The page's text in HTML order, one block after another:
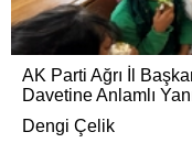
AK Parti Ağrı İl
Davetine Anlamlı
Dengi Çelik